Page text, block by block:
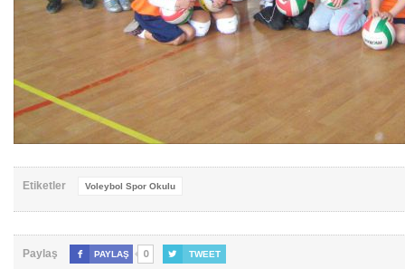
Etiketler Voleybol Spor Okulu
Paylaş  PAYLAŞ 0  TWEET